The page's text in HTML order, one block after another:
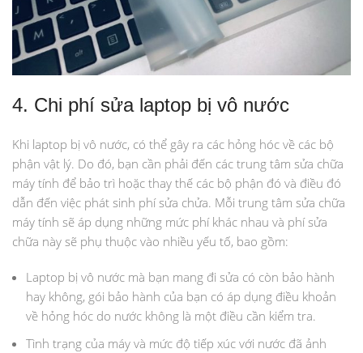
4. Chi phí sửa laptop bị vô nước
Khi laptop bị vô nước, có thể gây ra các hỏng hóc về các bộ
phận vật lý. Do đó, bạn cần phải đến các trung tâm sửa chữa
máy tính để bảo trì hoặc thay thế các bộ phận đó và điều đó
dẫn đến việc phát sinh phí sửa chửa. Mỗi trung tâm sửa chữa
máy tính sẽ áp dụng những mức phí khác nhau và phí sửa
chữa này sẽ phụ thuộc vào nhiều yếu tố, bao gồm:
Laptop bị vô nước mà bạn mang đi sửa có còn bảo hành
hay không, gói bảo hành của bạn có áp dụng điều khoản
về hỏng hóc do nước không là một điều cần kiểm tra.
Tình trạng của máy và mức độ tiếp xúc với nước đã ảnh